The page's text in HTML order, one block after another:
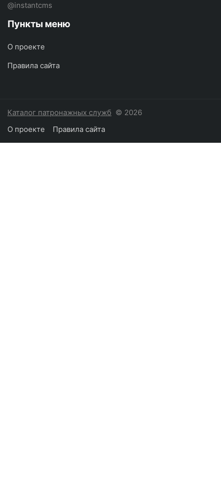
@instantcms
Пункты меню
О проекте
Правила сайта
Каталог патронажных служб © 2026
О проекте
Правила сайта